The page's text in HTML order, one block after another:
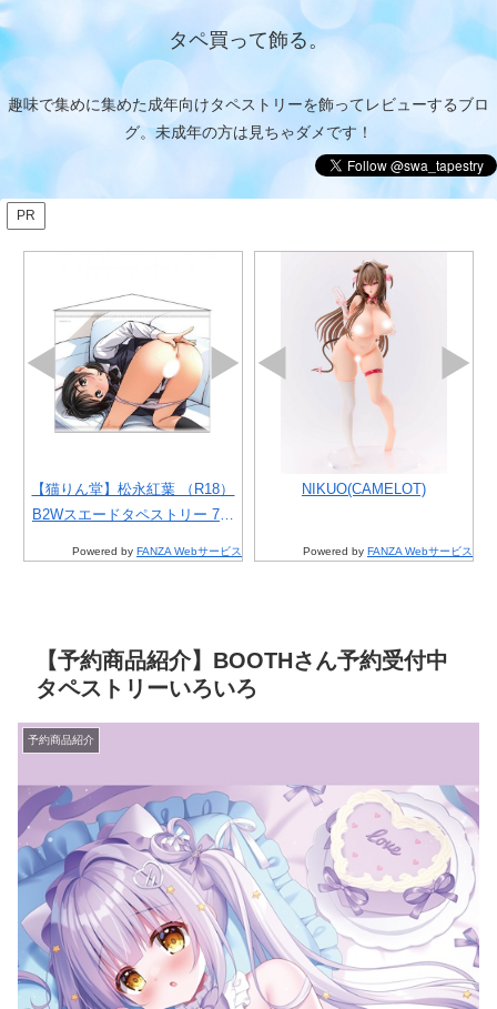
タペ買って飾る。
趣味で集めに集めた成年向けタペストリーを飾ってレビューするブロ
グ。未成年の方は見ちゃダメです！
PR
R18）
ー 7月
【猫りん堂】ゆゆまつ （R18）
B2Wスエードタペストリー 7月
【猫りん堂】色裏 （R18）B2W
Powered by FANZA Webサービス
illustrati
豪華
NIKUO(CAMELOT)
T2ARTWORKS 月見野兎衣(え
いてぃーん)
Powered by FANZA Webサービス
【予約商品紹介】BOOTHさん予約受付中
タペストリーいろいろ
予約商品紹介